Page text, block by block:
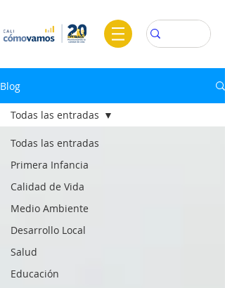
Blog
Todas las entradas
Primera Infancia
Calidad de Vida
Medio Ambiente
Desarrollo Local
Salud
Educación
Todas las entradas